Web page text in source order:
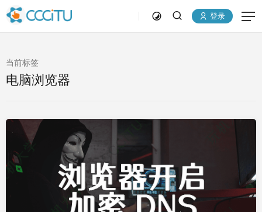
登录
当前标签
电脑浏览器